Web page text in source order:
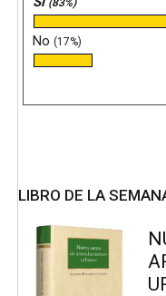
No (17%)
LIBRO DE LA